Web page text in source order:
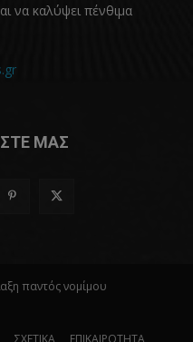
να καλύψει πένθιμα
ΜΑΣ
παντός νομίμου
ΣΧΕΤΙΚΑ ΕΠΙΚΑΙΡΟΤΗΤΑ